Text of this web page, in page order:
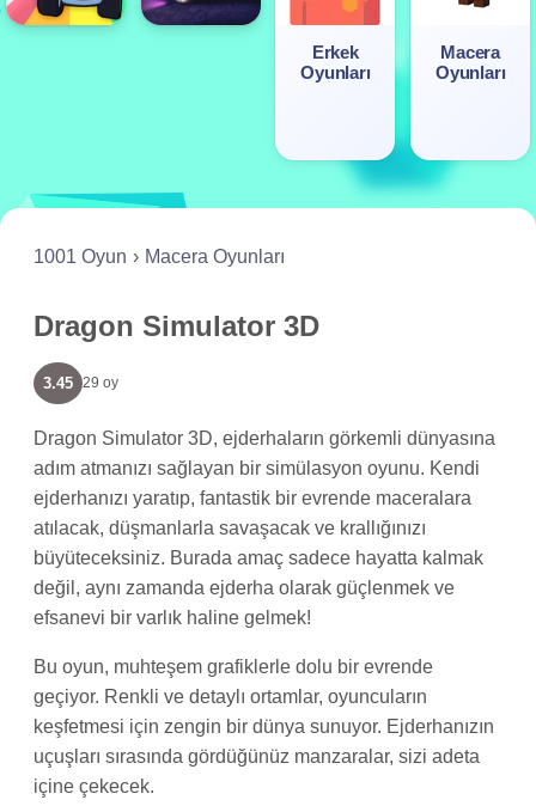
Erkek
Oyunları
Macera
Oyunları
1001 Oyun Macera Oyunları
Dragon Simulator 3D
3.45 29 oy
Dragon Simulator 3D, ejderhaların görkemli dünyasına
adım atmanızı sağlayan bir simülasyon oyunu. Kendi
ejderhanızı yaratıp, fantastik bir evrende maceralara
atılacak, düşmanlarla savaşacak ve krallığınızı
büyüteceksiniz. Burada amaç sadece hayatta kalmak
değil, aynı zamanda ejderha olarak güçlenmek ve
efsanevi bir varlık haline gelmek!
Bu oyun, muhteşem grafiklerle dolu bir evrende
geçiyor. Renkli ve detaylı ortamlar, oyuncuların
keşfetmesi için zengin bir dünya sunuyor. Ejderhanızın
uçuşları sırasında gördüğünüz manzaralar, sizi adeta
içine çekecek.